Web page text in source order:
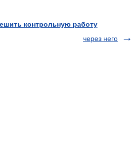
контрольную работу
через него